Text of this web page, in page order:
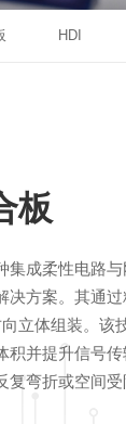
HDI
板
集成柔性电路
决方案。其通
立体组装。该
积并提升信号
复弯折或空间